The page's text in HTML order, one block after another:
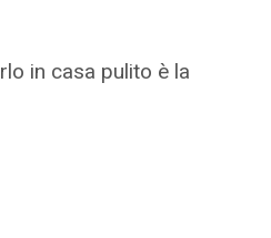
in casa pulito è la